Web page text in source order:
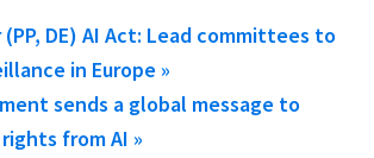
(PP, DE) AI Act: Lead committees to
in Europe »
sends a global message to
from AI »